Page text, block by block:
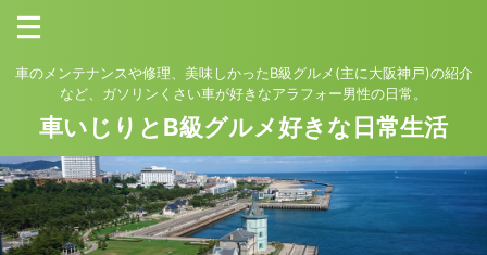
車のメンテナンスや修理、美味しかったB級グルメ(主に大阪神戸)の紹介
など、ガソリンくさい車が好きなアラフォー男性の日常。
車いじりとB級グルメ好きな日常生活